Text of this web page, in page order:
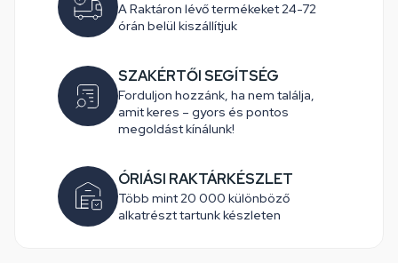
A Raktáron lévő termékeket 24-72
órán belül kiszállítjuk
SZAKÉRTŐI SEGÍTSÉG
Forduljon hozzánk, ha nem találja,
amit keres – gyors és pontos
megoldást kínálunk!
ÓRIÁSI RAKTÁRKÉSZLET
Több mint 20 000 különböző
alkatrészt tartunk készleten